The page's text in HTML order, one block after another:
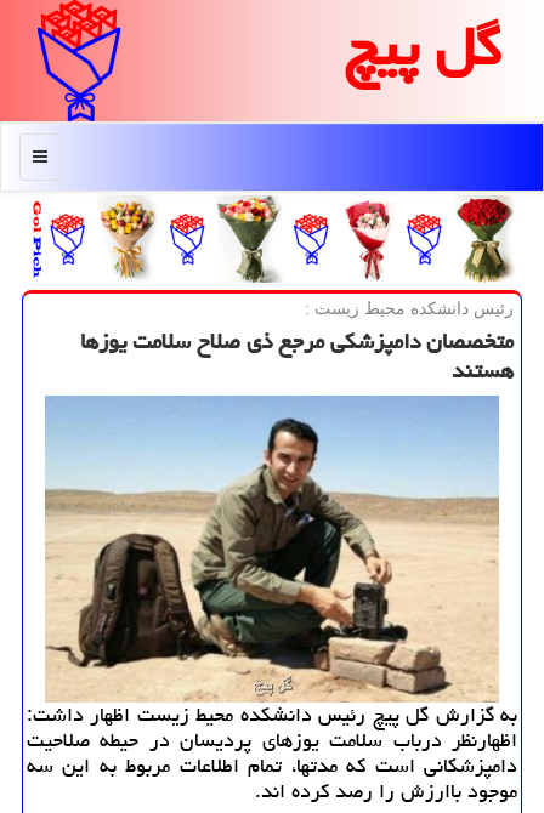
گل پیچ
منو
رئیس دانشكده محیط زیست :
متخصصان دامپزشكی مرجع ذی صلاح سلامت یوزها
هستند
به گزارش گل پیچ رئیس دانشكده محیط زیست اظهار داشت:
اظهارنظر درباب سلامت یوزهای پردیسان در حیطه صلاحیت
دامپزشكانی است كه مدتها، تمام اطلاعات مربوط به این سه
موجود باارزش را رصد كرده اند.